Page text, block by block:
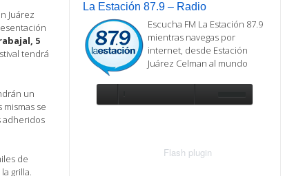
Juárez
5
tendrá
un
mismas se
adheridos
de
grilla.
La Estación 87.9 – Radio
Escucha FM La Estación 87.9
mientras navegas por
internet, desde Estación
Juárez Celman al mundo
Flash plugin